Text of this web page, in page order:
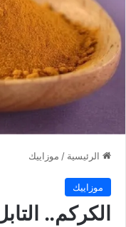
الرئيسية / موزاييك
موزاييك
الكركم..